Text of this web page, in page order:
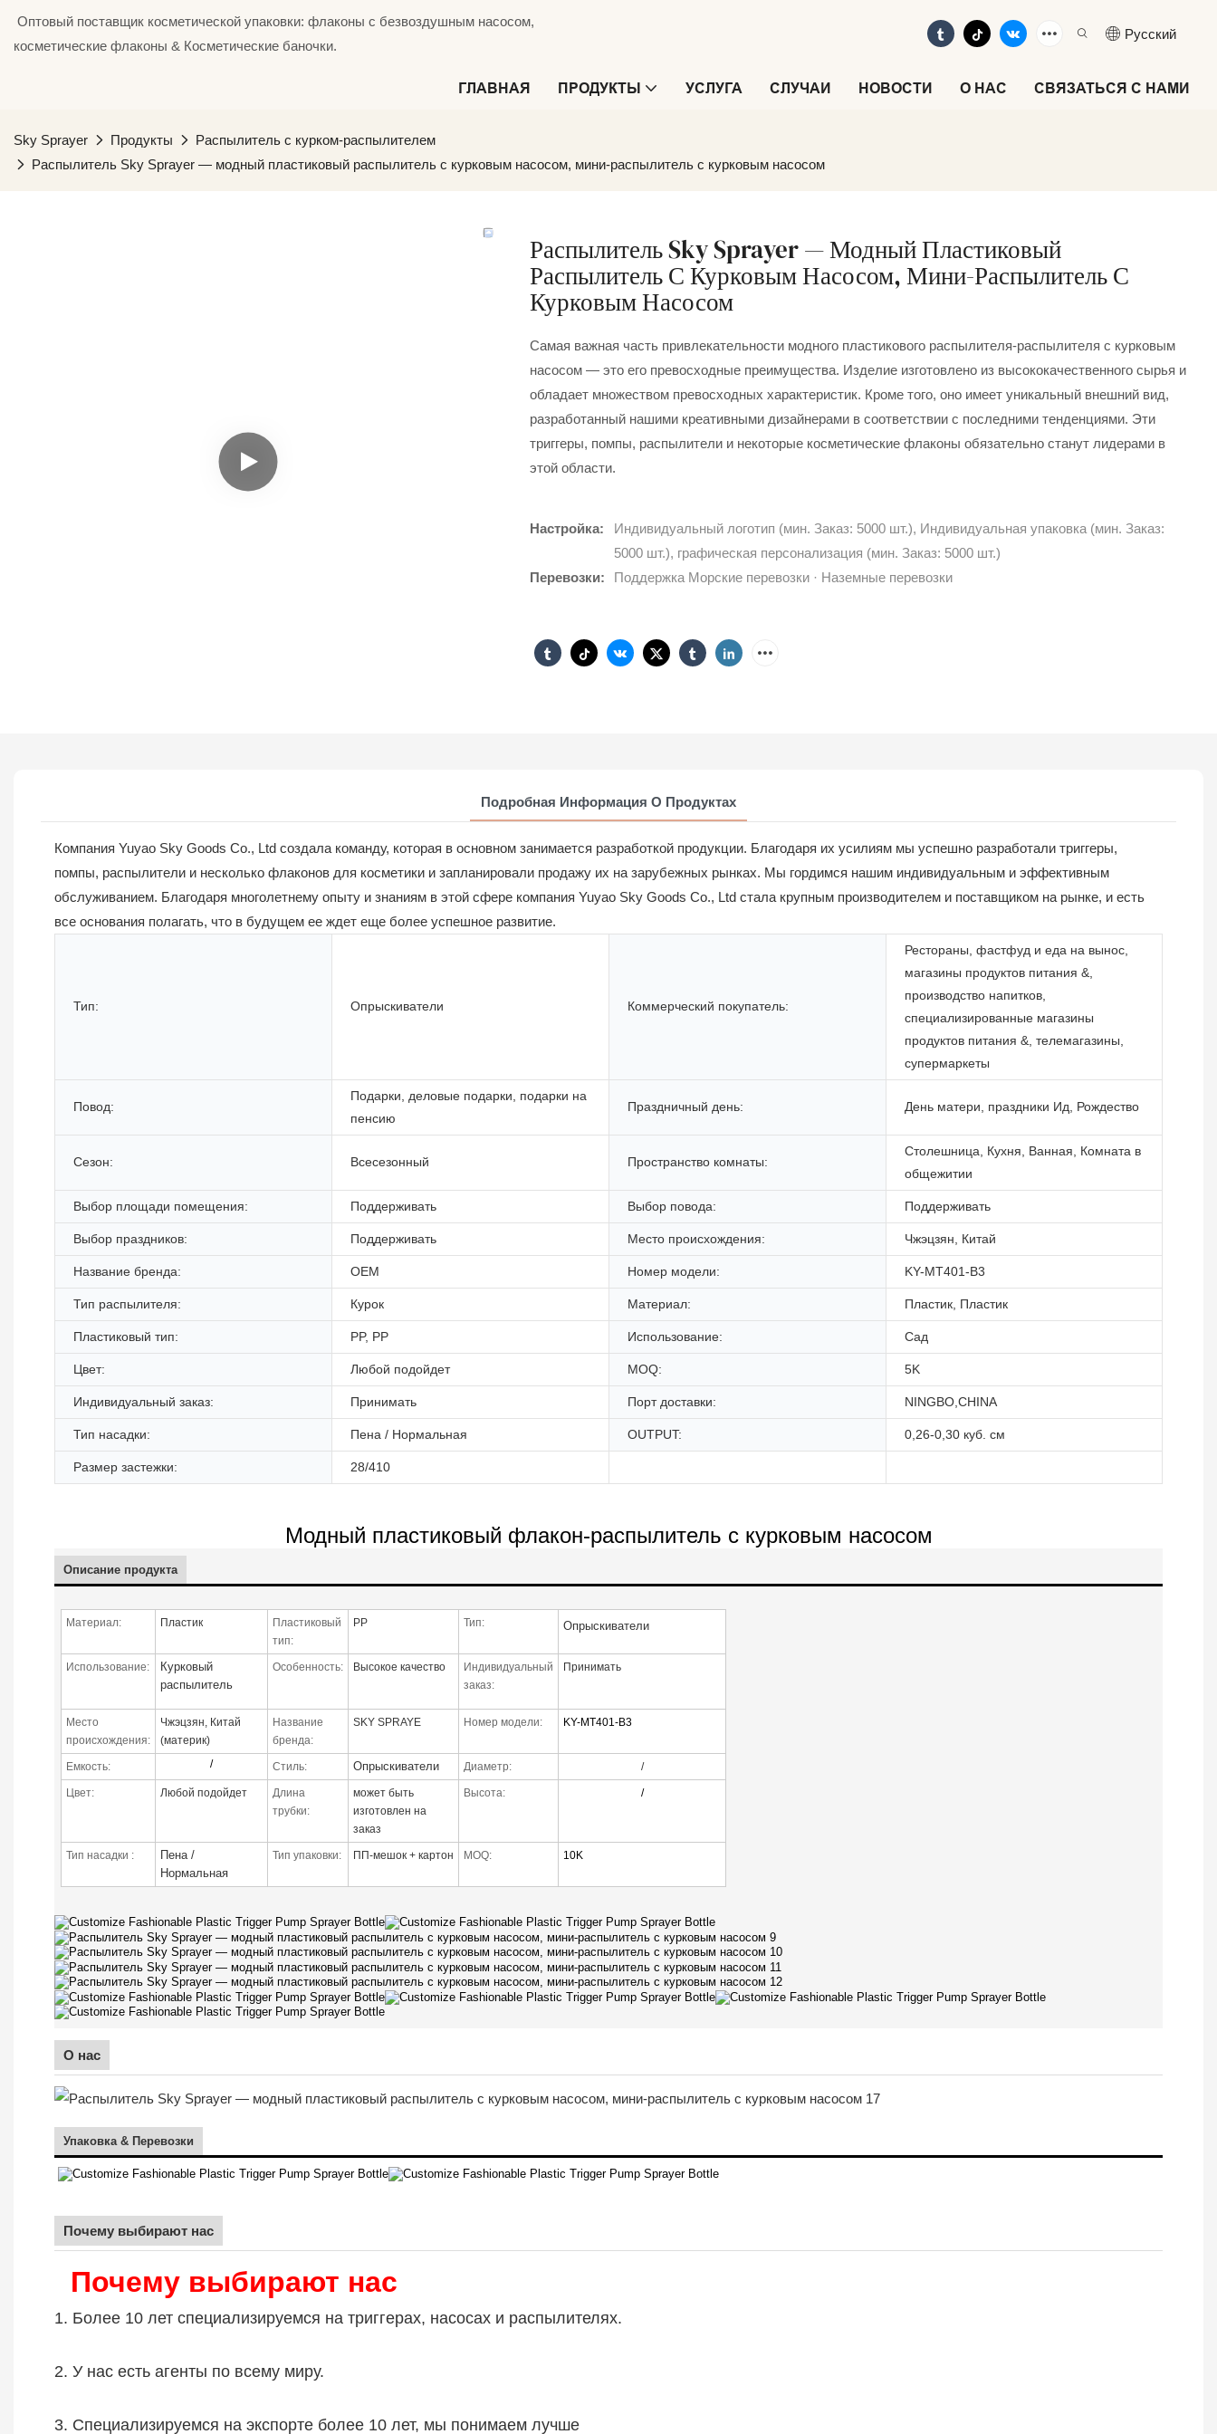
⁣⁣⁣⁣ Оптовый поставщик косметической упаковки: флаконы с безвоздушным насосом,
косметические флаконы & Косметические баночки.
Pусский
ГЛАВНАЯ ПРОДУКТЫ УСЛУГА СЛУЧАИ НОВОСТИ О НАС СВЯЗАТЬСЯ С НАМИ
Sky Sprayer Продукты
Распылитель с курком-распылителем
Распылитель Sky Sprayer — модный пластиковый распылитель с курковым насосом, мини-распылитель с курковым насосом
Распылитель Sky Sprayer — Модный Пластиковый
Распылитель С Курковым Насосом, Мини-Распылитель С
Курковым Насосом
Самая важная часть привлекательности модного пластикового распылителя-распылителя с курковым
насосом — это его превосходные преимущества. Изделие изготовлено из высококачественного сырья и
обладает множеством превосходных характеристик. Кроме того, оно имеет уникальный внешний вид,
разработанный нашими креативными дизайнерами в соответствии с последними тенденциями. Эти
триггеры, помпы, распылители и некоторые косметические флаконы обязательно станут лидерами в
этой области.
Настройка:
Индивидуальный логотип (мин. Заказ: 5000 шт.), Индивидуальная упаковка (мин. Заказ:
5000 шт.), графическая персонализация (мин. Заказ: 5000 шт.)
Перевозки:
Поддержка Морские перевозки · Наземные перевозки
Подробная Информация О Продуктах
Компания Yuyao Sky Goods Co., Ltd создала команду, которая в основном занимается разработкой продукции. Благодаря их усилиям мы успешно разработали триггеры,
помпы, распылители и несколько флаконов для косметики и запланировали продажу их на зарубежных рынках. Мы гордимся нашим индивидуальным и эффективным
обслуживанием. Благодаря многолетнему опыту и знаниям в этой сфере компания Yuyao Sky Goods Co., Ltd стала крупным производителем и поставщиком на рынке, и есть
все основания полагать, что в будущем ее ждет еще более успешное развитие.
Тип: Опрыскиватели Коммерческий покупатель:
Рестораны, фастфуд и еда на вынос,
магазины продуктов питания &,
производство напитков,
специализированные магазины
продуктов питания &, телемагазины,
супермаркеты
Повод:
Подарки, деловые подарки, подарки на
пенсию
Праздничный день: День матери, праздники Ид, Рождество
Сезон: Всесезонный Пространство комнаты:
Столешница, Кухня, Ванная, Комната в
общежитии
Выбор площади помещения: Поддерживать Выбор повода: Поддерживать
Выбор праздников: Поддерживать Место происхождения: Чжэцзян, Китай
Название бренда: OEM Номер модели: KY-MT401-B3
Тип распылителя: Курок Материал: Пластик, Пластик
Пластиковый тип: PP, PP Использование: Сад
Цвет: Любой подойдет MOQ: 5K
Индивидуальный заказ: Принимать Порт доставки: NINGBO,CHINA
Тип насадки: Пена / Нормальная OUTPUT: 0,26-0,30 куб. см
Размер застежки: 28/410
Модный пластиковый флакон-распылитель с курковым насосом
Описание продукта
Материал: Пластик
Пластиковый
тип:
PP Тип: Опрыскиватели
Использование:
Курковый
распылитель
Особенность: Высокое качество
Индивидуальный
заказ:
Принимать
Место
происхождения:
Чжэцзян, Китай
(материк)
Название
бренда:
SKY SPRAYE Номер модели: KY-MT401-B3
Емкость: / Стиль: Опрыскиватели Диаметр: /
Цвет: Любой подойдет
Длина
трубки:
может быть
изготовлен на
заказ
Высота: /
Тип насадки :
Пена /
Нормальная
Тип упаковки: ПП-мешок + картон MOQ: 10K
О нас
Упаковка & Перевозки
Почему выбирают нас
Почему выбирают нас
1. Более 10 лет специализируемся на триггерах, насосах и распылителях.
2. У нас есть агенты по всему миру.
3. Специализируемся на экспорте более 10 лет, мы понимаем лучше